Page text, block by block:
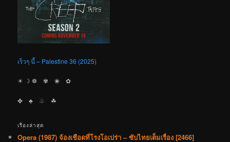
เร็วๆ นี้ – Palestine 36 (2025)
☀︎ ☽ ❁ ✾ ❀ ✿
✤ ♣︎ ♧ ☘︎
เรื่องล่าสุด
Opera (1987) จ้องเชือดที่โรงโอเปร่า – ซับไทยเต็มเรื่อง [2466]